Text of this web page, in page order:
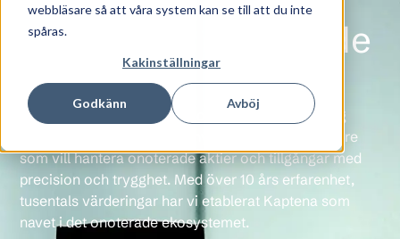
webbläsare så att våra system kan se till att du inte
spåras.
Kakinställningar
Godkänn Avböj
Investera i onoterade
aktier med Kaptena
Kaptena är mer än en plattform. Vi är en långsiktig
partner för entreprenörer, investerare och rådgivare
som vill hantera onoterade aktier och tillgångar med
precision och trygghet. Med över 10 års erfarenhet,
tusentals värderingar har vi etablerat Kaptena som
navet i det onoterade ekosystemet.